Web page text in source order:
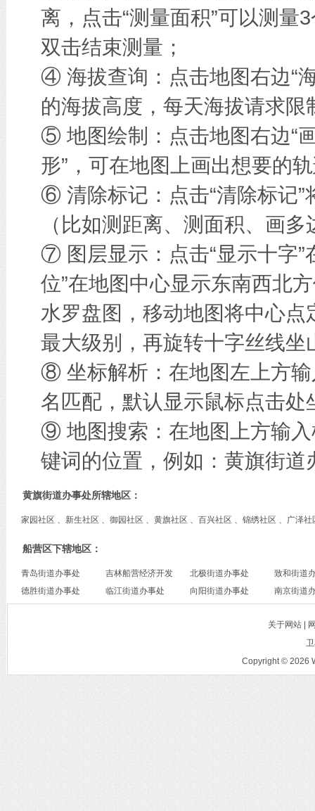
离，点击“测量面积”可以测量
双击结束测量；
④ 海拔查询：点击地图右边“
的海拔高度，每天海拔请求
⑤ 地图绘制：点击地图右边“画
形”，可在地图上画出想要的
⑥ 清除标记：点击“清除标记
（比如测距离、测面积、画多
⑦ 图层显示：点击“显示十字”
位”在地图中心显示东南西北
水罗盘图，移动地图将中心
最大级别，再旋转十字丝线坐
⑧ 坐标解析：在地图左上方
名匹配，默认显示鼠标点击处
⑨ 地图搜索：在地图上方输
键词的位置，例如：黄旗街
黄旗街道办事处所辖地区：
家园社区 、新生社区 、御园社区 、黄旗社区 、百兴社区 、锦绣社区 、广泽社
船营区下辖地区：
青岛街道办事处
吉林船营经济开发
区
北极街道办事处
致和街道
德胜街道办事处
临江街道办事处 向阳街道办事处 南京街道
关于网站 |
Copyright © 2026